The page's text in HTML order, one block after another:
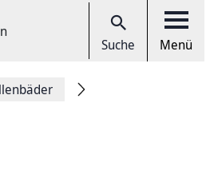
Suche Menü